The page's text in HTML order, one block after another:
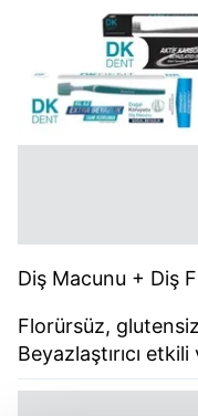
Diş Macunu + Diş
Florürsüz,
Beyazlaştırıcı